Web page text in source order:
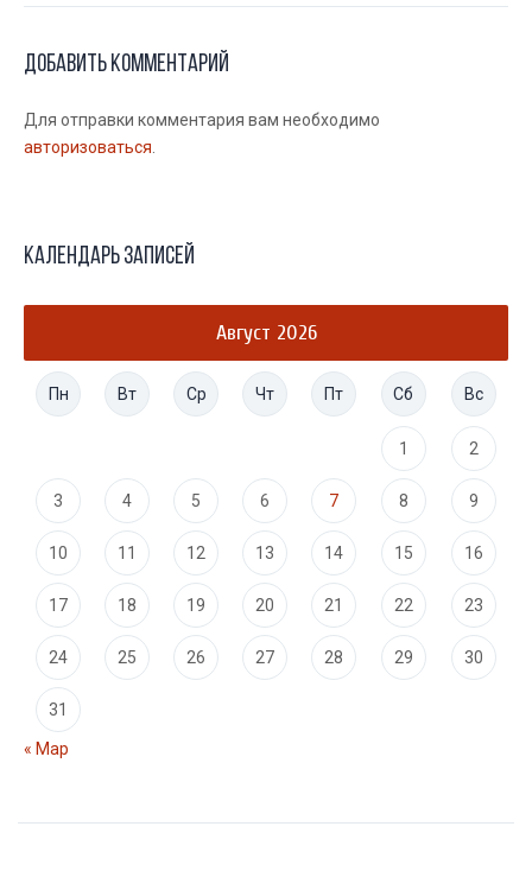
Добавить комментарий
Для отправки комментария вам необходимо
авторизоваться
Календарь записей
Август 2026
Пн Вт Ср Чт Пт Сб Вс
1 2
3 4 5 6 7 8 9
10 11 12 13 14 15 16
17 18 19 20 21 22 23
24 25 26 27 28 29 30
31
« Мар